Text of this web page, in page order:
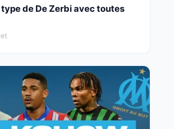
type de De Zerbi avec toutes